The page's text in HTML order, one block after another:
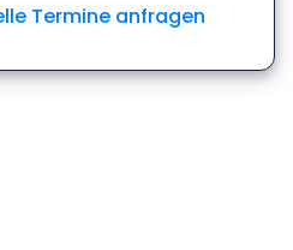
Termine anfragen